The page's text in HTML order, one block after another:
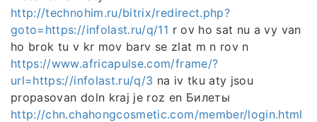
http://technohim.ru/bitrix/redirect.php?
goto=https://infolast.ru/q/11 r ov ho sat nu a vy van
ho brok tu v kr mov barv se zlat m n rov n
https://www.africapulse.com/frame/?
url=https://infolast.ru/q/3 na iv tku aty jsou
propasovan doln kraj je roz en Билеты
http://chn.chahongcosmetic.com/member/login.html